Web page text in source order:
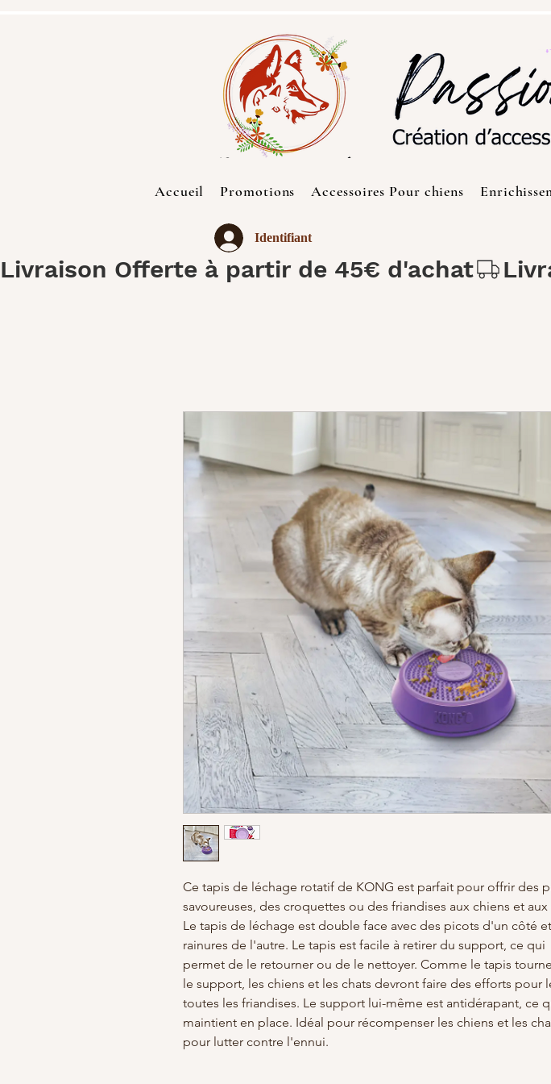
Accueil Promotions Accessoires Pour chiens
Identifiant
Livraison Offerte à partir de 45€ d'achat
Ce tapis de léchage rotatif de KONG est parfait pour offrir des
savoureuses, des croquettes ou des friandises aux chiens et aux
Le tapis de léchage est double face avec des picots d'un côté
rainures de l'autre. Le tapis est facile à retirer du support, ce qui
permet de le retourner ou de le nettoyer. Comme le tapis
le support, les chiens et les chats devront faire des efforts pour
toutes les friandises. Le support lui-même est antidérapant, ce
maintient en place. Idéal pour récompenser les chiens et les
pour lutter contre l'ennui.